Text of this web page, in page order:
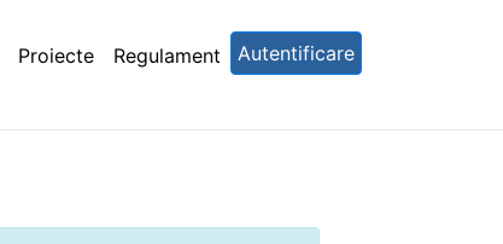
Proiecte Regulament Autentificare